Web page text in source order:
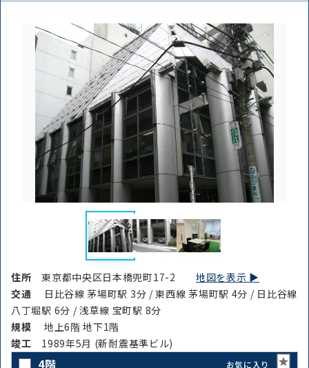
住所東京都中央区日本橋兜町17-2地図を表示 ▶︎
交通
日比谷線 茅場町駅 3分 / 東西線 茅場町駅 4分 / 日比谷線
八丁堀駅 6分 / 浅草線 宝町駅 8分
規模
地上6階 地下1階
竣⼯ 1989年5月 (新耐震基準ビル)
4階 お気に入り